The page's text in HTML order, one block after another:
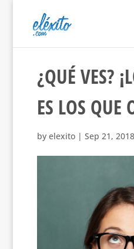
¿QUÉ VES?
ES LOS QUE
by elexito| Sep 21, 2018